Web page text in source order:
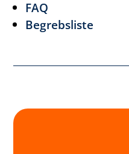
FAQ
Begrebsliste